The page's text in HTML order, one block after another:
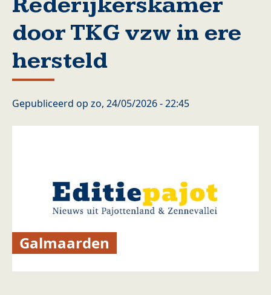
door TKG vzw in ere
hersteld
Gepubliceerd op zo, 24/05/2026 - 22:45
Galmaarden